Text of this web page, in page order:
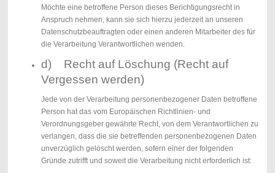
Möchte eine betroffene Person dieses Berichtigungsrecht in
Anspruch nehmen, kann sie sich hierzu jederzeit an unseren
Datenschutzbeauftragten oder einen anderen Mitarbeiter des für
die Verarbeitung Verantwortlichen wenden.
d) Recht auf Löschung (Recht auf
Vergessen werden)
Jede von der Verarbeitung personenbezogener Daten betroffene
Person hat das vom Europäischen Richtlinien- und
Verordnungsgeber gewährte Recht, von dem Verantwortlichen zu
verlangen, dass die sie betreffenden personenbezogenen Daten
unverzüglich gelöscht werden, sofern einer der folgenden
Gründe zutrifft und soweit die Verarbeitung nicht erforderlich ist: